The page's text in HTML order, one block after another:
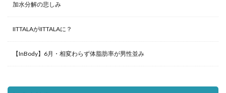
加水分解の悲しみ
IITTALAがIITTALAに？
【InBody】6月・相変わらず体脂肪率が男性並み